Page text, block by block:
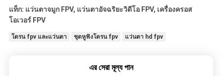
แท็ก: แว่นตาจมูก FPV, แว่นตาอัจฉริยะวิดีโอ FPV, เครื่องครอส
โอเวอร์ FPV
โดรน fpv และแว่นตา ชุดหูฟังโดรน fpv แว่นตา hd fpv
এর সেরা মূল্য পান